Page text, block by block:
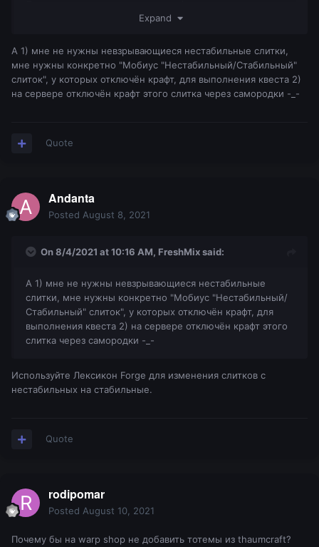
2. Из полустабильных самородков крафтим
нестабильные слитки, которые как бы уже
стабильные и не взрываются.
Profit!
Expand
А 1) мне не нужны невзрывающиеся нестабильные слитки,
мне нужны конкретно "Мобиус "Нестабильный/Стабильный"
слиток", у которых отключён крафт, для выполнения квеста 2)
на сервере отключён крафт этого слитка через самородки -_-
Quote
Andanta
Posted August 8, 2021
On 8/4/2021 at 10:16 AM, FreshMixsaid:
А 1) мне не нужны невзрывающиеся нестабильные
слитки, мне нужны конкретно "Мобиус "Нестабильный/
Стабильный" слиток", у которых отключён крафт, для
выполнения квеста 2) на сервере отключён крафт этого
слитка через самородки -_-
Используйте Лексикон Forge для изменения слитков с
нестабильных на стабильные.
Quote
rodipomar
Posted August 10, 2021
Почему бы на warp shop не добавить тотемы из thaumcraft?